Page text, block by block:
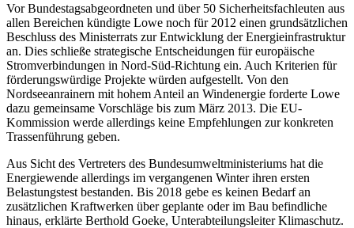
Vor Bundestagsabgeordneten und über 50 Sicherheitsfachleuten aus
allen Bereichen kündigte Lowe noch für 2012 einen grundsätzlichen
Beschluss des Ministerrats zur Entwicklung der Energieinfrastruktur
an. Dies schließe strategische Entscheidungen für europäische
Stromverbindungen in Nord-Süd-Richtung ein. Auch Kriterien für
förderungswürdige Projekte würden aufgestellt. Von den
Nordseeanrainern mit hohem Anteil an Windenergie forderte Lowe
dazu gemeinsame Vorschläge bis zum März 2013. Die EU-
Kommission werde allerdings keine Empfehlungen zur konkreten
Trassenführung geben.
Aus Sicht des Vertreters des Bundesumweltministeriums hat die
Energiewende allerdings im vergangenen Winter ihren ersten
Belastungstest bestanden. Bis 2018 gebe es keinen Bedarf an
zusätzlichen Kraftwerken über geplante oder im Bau befindliche
hinaus, erklärte Berthold Goeke, Unterabteilungsleiter Klimaschutz.